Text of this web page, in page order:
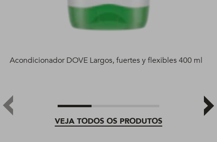
VEJA TODOS OS PRODUTOS
Acondicionador DOVE Largos, fuertes y flexibles 400 ml